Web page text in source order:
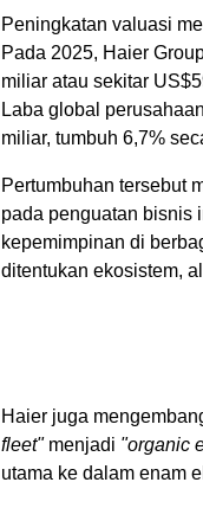
Peningkatan valuasi
Pada 2025, Haier
miliar atau sekitar
Laba global
miliar, tumbuh 6,7%
Pertumbuhan tersebut
pada penguatan bisnis
kepemimpinan di
ditentukan ekosistem,
Haier juga
fleet"menjadi "organic
utama ke dalam enam